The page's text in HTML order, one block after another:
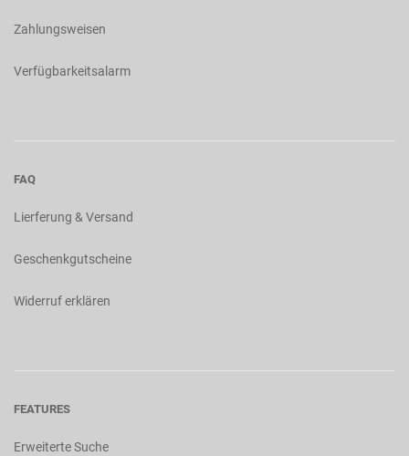
Zahlungsweisen
Verfügbarkeitsalarm
FAQ
Lierferung & Versand
Geschenkgutscheine
Widerruf erklären
FEATURES
Erweiterte Suche